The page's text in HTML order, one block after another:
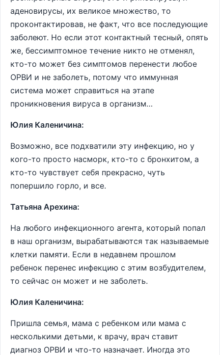
аденовирусы, их великое множество, то
проконтактировав, не факт, что все последующие
заболеют. Но если этот контактный тесный, опять
же, бессимптомное течение никто не отменял,
кто-то может без симптомов перенести любое
ОРВИ и не заболеть, потому что иммунная
система может справиться на этапе
проникновения вируса в организм…
Юлия Каленичина:
Возможно, все подхватили эту инфекцию, но у
кого-то просто насморк, кто-то с бронхитом, а
кто-то чувствует себя прекрасно, чуть
попершило горло, и все.
Татьяна Арехина:
На любого инфекционного агента, который попал
в наш организм, вырабатываются так называемые
клетки памяти. Если в недавнем прошлом
ребенок перенес инфекцию с этим возбудителем,
то сейчас он может и не заболеть.
Юлия Каленичина:
Пришла семья, мама с ребенком или мама с
несколькими детьми, к врачу, врач ставит
диагноз ОРВИ и что-то назначает. Иногда это